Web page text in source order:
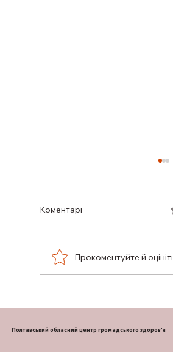
ІМПЛАНТАЦІЇ ЗУБІВ
Коментарі
Прокоментуйте й
Полтавський обласний центр громадського здоров'я